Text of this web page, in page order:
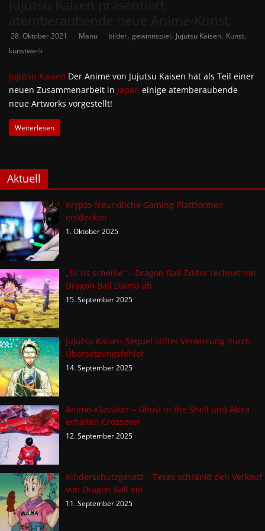
28. Oktober 2021 Manu bilder, gewinnspiel, Jujutsu Kaisen, Kunst,
kunstwerk
Jujutsu Kaisen Der Anime von Jujutsu Kaisen hat als Teil einer
neuen Zusammenarbeit in Japan einige atemberaubende
neue Artworks vorgestellt!
Weiterlesen
Aktuell
Krypto-freundliche Gaming-Plattformen
entdecken
1. Oktober 2025
„Es ist scheiße“ – Dragon Ball-Editor rechnet mit
Dragon Ball Daima ab
15. September 2025
Jujutsu Kaisen-Sequel stiftet Verwirrung durch
Übersetzungsfehler
14. September 2025
Anime-Klassiker – Ghost in the Shell und Akira
erhalten Crossover
12. September 2025
Kinderschutzgesetz – Texas schränkt den Verkauf
von Dragon Ball ein
11. September 2025